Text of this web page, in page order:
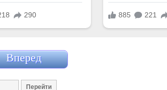
Вперед